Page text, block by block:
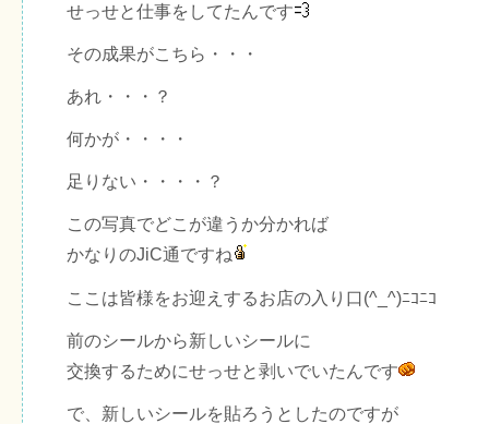
せっせと仕事をしてたんです
その成果がこちら・・・
あれ・・・？
何かが・・・・
足りない・・・・？
この写真でどこが違うか分かれば
かなりのJiC通ですね
ここは皆様をお迎えするお店の入り口(^_^)ﾆｺﾆｺ
前のシールから新しいシールに
交換するためにせっせと剥いでいたんです
で、新しいシールを貼ろうとしたのですが